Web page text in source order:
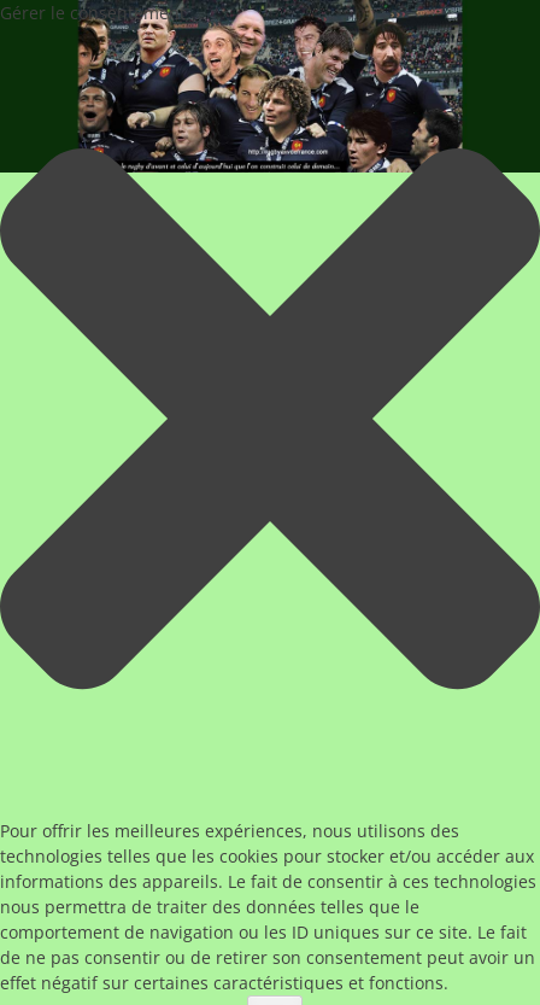
Gérer le consentement
Pour offrir les meilleures expériences, nous utilisons des
technologies telles que les cookies pour stocker et/ou accéder aux
informations des appareils. Le fait de consentir à ces technologies
nous permettra de traiter des données telles que le
comportement de navigation ou les ID uniques sur ce site. Le fait
de ne pas consentir ou de retirer son consentement peut avoir un
effet négatif sur certaines caractéristiques et fonctions.